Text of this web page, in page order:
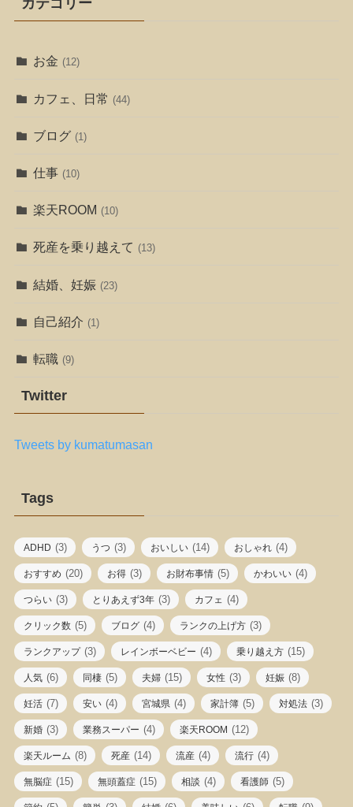
カテゴリー
お金 (12)
カフェ、日常 (44)
ブログ (1)
仕事 (10)
楽天ROOM (10)
死産を乗り越えて (13)
結婚、妊娠 (23)
自己紹介 (1)
転職 (9)
Twitter
Tweets by kumatumasan
Tags
ADHD (3) うつ (3) おいしい (14) おしゃれ (4)
おすすめ (20) お得 (3) お財布事情 (5) かわいい (4)
つらい (3) とりあえず3年 (3) カフェ (4)
クリック数 (5) ブログ (4) ランクの上げ方 (3)
ランクアップ(3) レインボーベビー (4) 乗り越え方 (15)
人気 (6) 同棲 (5) 夫婦 (15) 女性 (3) 妊娠 (8)
妊活 (7) 安い (4) 宮城県 (4) 家計簿 (5) 対処法 (3)
新婚 (3) 業務スーパー (4) 楽天ROOM (12)
楽天ルーム (8) 死産 (14) 流産 (4) 流行 (4)
無脳症 (15) 無頭蓋症 (15) 相談 (4) 看護師 (5)